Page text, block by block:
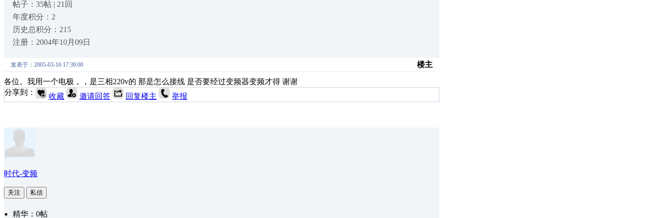
帖子：35帖 | 21回
年度积分：2
历史总积分：215
注册：2004年10月09日
发表于：2005-03-16 17:39:00 楼主
各位。我用一个电极，，是三相220v的 那是怎么接线 是否要经过变频器变频才得 谢谢
分享到：
收藏 邀请回答 回复楼主 举报
时代-变频
关注 私信
精华：0帖